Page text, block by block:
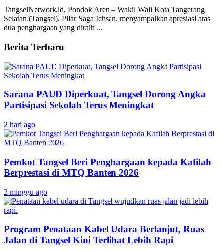
TangselNetwork.id, Pondok Aren – Wakil Wali Kota Tangerang
Selatan (Tangsel), Pilar Saga Ichsan, menyampaikan apresiasi atas
dua penghargaan yang diraih ...
Berita Terbaru
Sarana PAUD Diperkuat, Tangsel Dorong Angka
Partisipasi Sekolah Terus Meningkat
2 hari ago
Pemkot Tangsel Beri Penghargaan kepada Kafilah
Berprestasi di MTQ Banten 2026
2 minggu ago
Program Penataan Kabel Udara Berlanjut, Ruas
Jalan di Tangsel Kini Terlihat Lebih Rapi